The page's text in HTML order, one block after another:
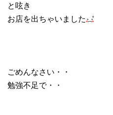
と呟き
お店を出ちゃいました
ごめんなさい・・
勉強不足で・・